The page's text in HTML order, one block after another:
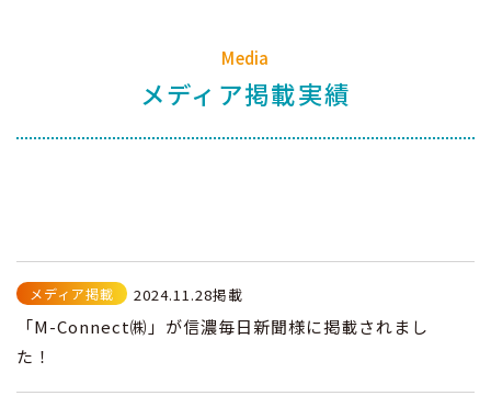
Media
メディア掲載実績
メディア掲載 2024.11.28掲載
「M-Connect㈱」が信濃毎日新聞様に掲載されまし
た！